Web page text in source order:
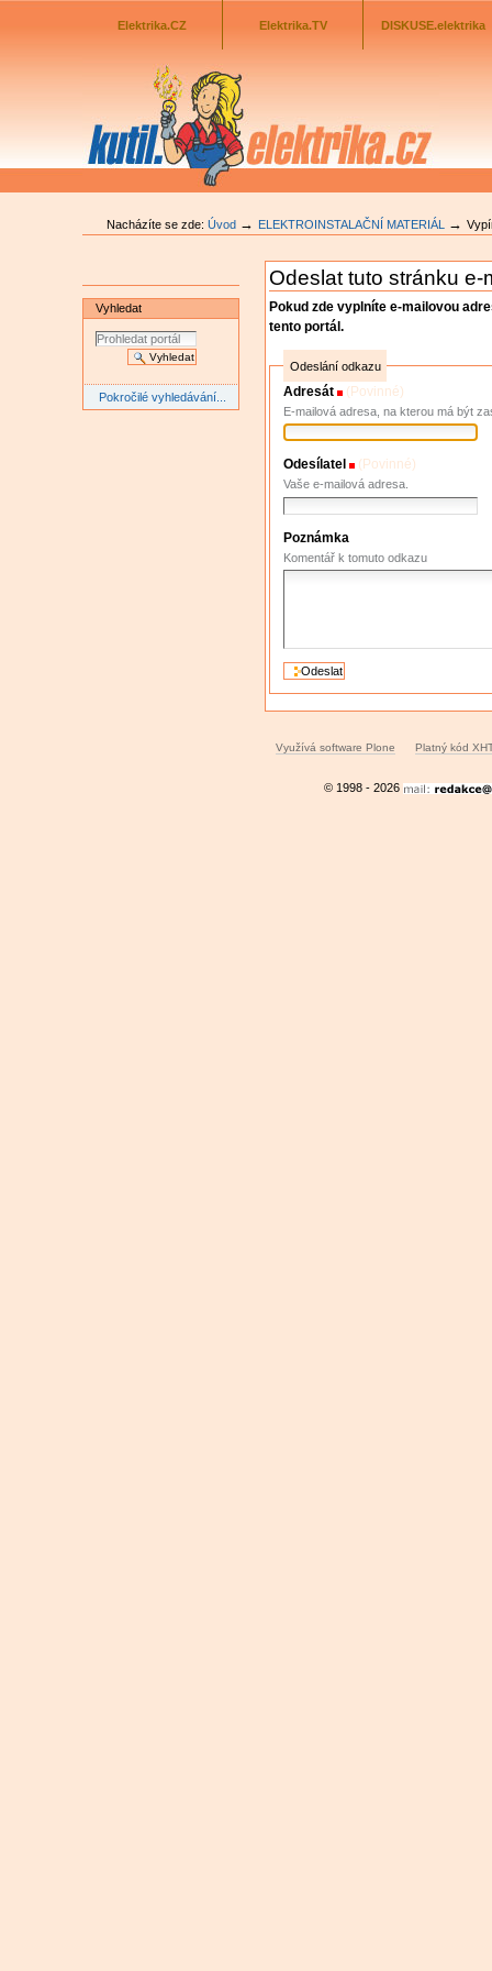
Odkazník
Elektrika.CZ
Elektrika.TV DISKUSE.elektrika
Nacházíte se zde: Úvod → ELEKTROINSTALAČNÍ MATERIÁL →
Vyhledat
Pokročilé vyhledávání...
Odeslat tuto stránku e-
Pokud zde vyplníte e-mailovou
tento portál.
Odeslání odkazu
Adresát (Povinné)
E-mailová adresa, na kterou má být
Odesílatel (Povinné)
Vaše e-mailová adresa.
Poznámka
Komentář k tomuto odkazu
Využívá software Plone Platný kód
© 1998 - 2026